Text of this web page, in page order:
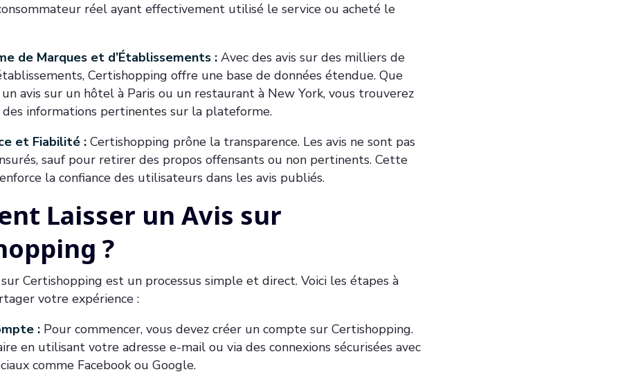
réel ayant effectivement utilisé le service ou acheté le
de Marques et d’Établissements : Avec des avis sur des milliers de
Certishopping offre une base de données étendue. Que
un avis sur un hôtel à Paris ou un restaurant à New York, vous trouverez
informations pertinentes sur la plateforme.
et Fiabilité : Certishopping prône la transparence. Les avis ne sont pas
sauf pour retirer des propos offensants ou non pertinents. Cette
la confiance des utilisateurs dans les avis publiés.
Laisser un Avis sur
?
sur Certishopping est un processus simple et direct. Voici les étapes à
votre expérience :
: Pour commencer, vous devez créer un compte sur Certishopping.
en utilisant votre adresse e-mail ou via des connexions sécurisées avec
comme Facebook ou Google.